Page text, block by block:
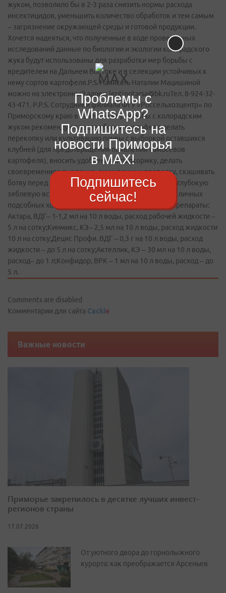
жуком, позволило бы в 2-3 раза снизить нормы расхода
инсектицидов, уменьшить количество обработок и тем самым
– загрязнение окружающей среды и готовой продукции.
Хочется надеяться, что полученные в ходе проведенных
исследований данные по биологии и экологии колорадского
жука будут использованы для разработки мер борьбы с
вредителем на Дальнем Востоке и в селекции устойчивых к
нему сортов картофеля.P.S. Написать Наталии Мацишиной
можно на электронный адрес: leptinotarsa@bk.ruТел. 8-924-32-
43-471. P.P.S. Сотрудники филиала ФГУ «Россельхозцентр» по
Приморскому краю в качестве мер борьбы с колорадским
жуком рекомендуют после уборки картофеля делать
перекопку или культивацию по­чвы с выборкой оставшихся
клубней (для предотвращения появления самосевов
картофеля), вносить удобрения и подкормку, делать
своевремен­ное рыхление, окучивание и прополку, скашивать
ботву перед убор­кой, в осенний период проводить глубокую
зяблевую вспашку.Из химических мер борьбы для личных
подсобных хозяйств рекомендуются следующие препараты:
Актара, ВДГ– 1-1,2 мл на 10 л воды, расход рабочей жидкости –
5 л на сотку;Кинмикс, КЭ– 2,5 мл на 10 л воды, расход жидкости
10 л на сотку;Децис Профи. ВДГ – 0,3 г на 10 л воды, расход
жидкости – до 5 л на сотку;Актеллик, КЭ – 30 мл на 10 л воды,
расход– до 1 л;Конфидор, ВРК – 1 мл на 10 л воды, рас­ход – до
5 л.
Comments are disabled
Комментарии для сайта Cackle
Важные новости
Приморье закрепилось в десятке лучших инвест-
регионов страны
17.07.2026
От уютного двора до горнолыжного
курорта: как преображается Арсеньев
Проблемы с
WhatsApp?
Подпишитесь на
новости Приморья
в MAX!
Подпишитесь
сейчас!